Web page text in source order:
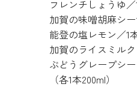
フレンチしょうゆ
加賀の味噌胡麻シ
能登の塩レモン／1
加賀のライスミル
ぶどうグレープシ
（各1本200ml）